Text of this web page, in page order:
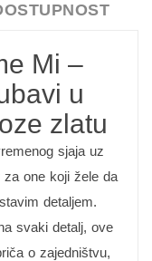
Mi –
u
zlatu
sjaja uz
one koji žele da
detaljem.
svaki detalj, ove
o zajedništvu,